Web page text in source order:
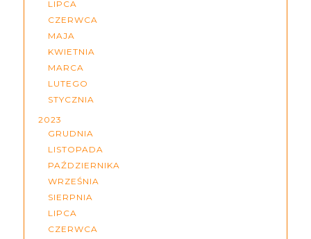
LIPCA
CZERWCA
MAJA
KWIETNIA
MARCA
LUTEGO
STYCZNIA
2023
GRUDNIA
LISTOPADA
PAŹDZIERNIKA
WRZEŚNIA
SIERPNIA
LIPCA
CZERWCA